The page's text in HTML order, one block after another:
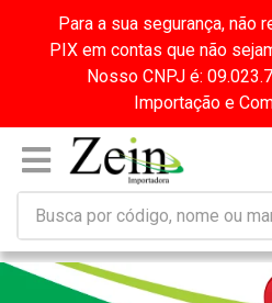
Para a sua segurança, não
PIX em contas que não
Nosso CNPJ é:
Importação e